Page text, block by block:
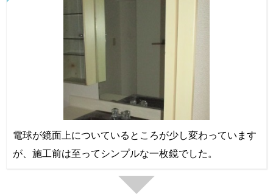
電球が鏡面上についているところが少し変わっています
が、施工前は至ってシンプルな一枚鏡でした。